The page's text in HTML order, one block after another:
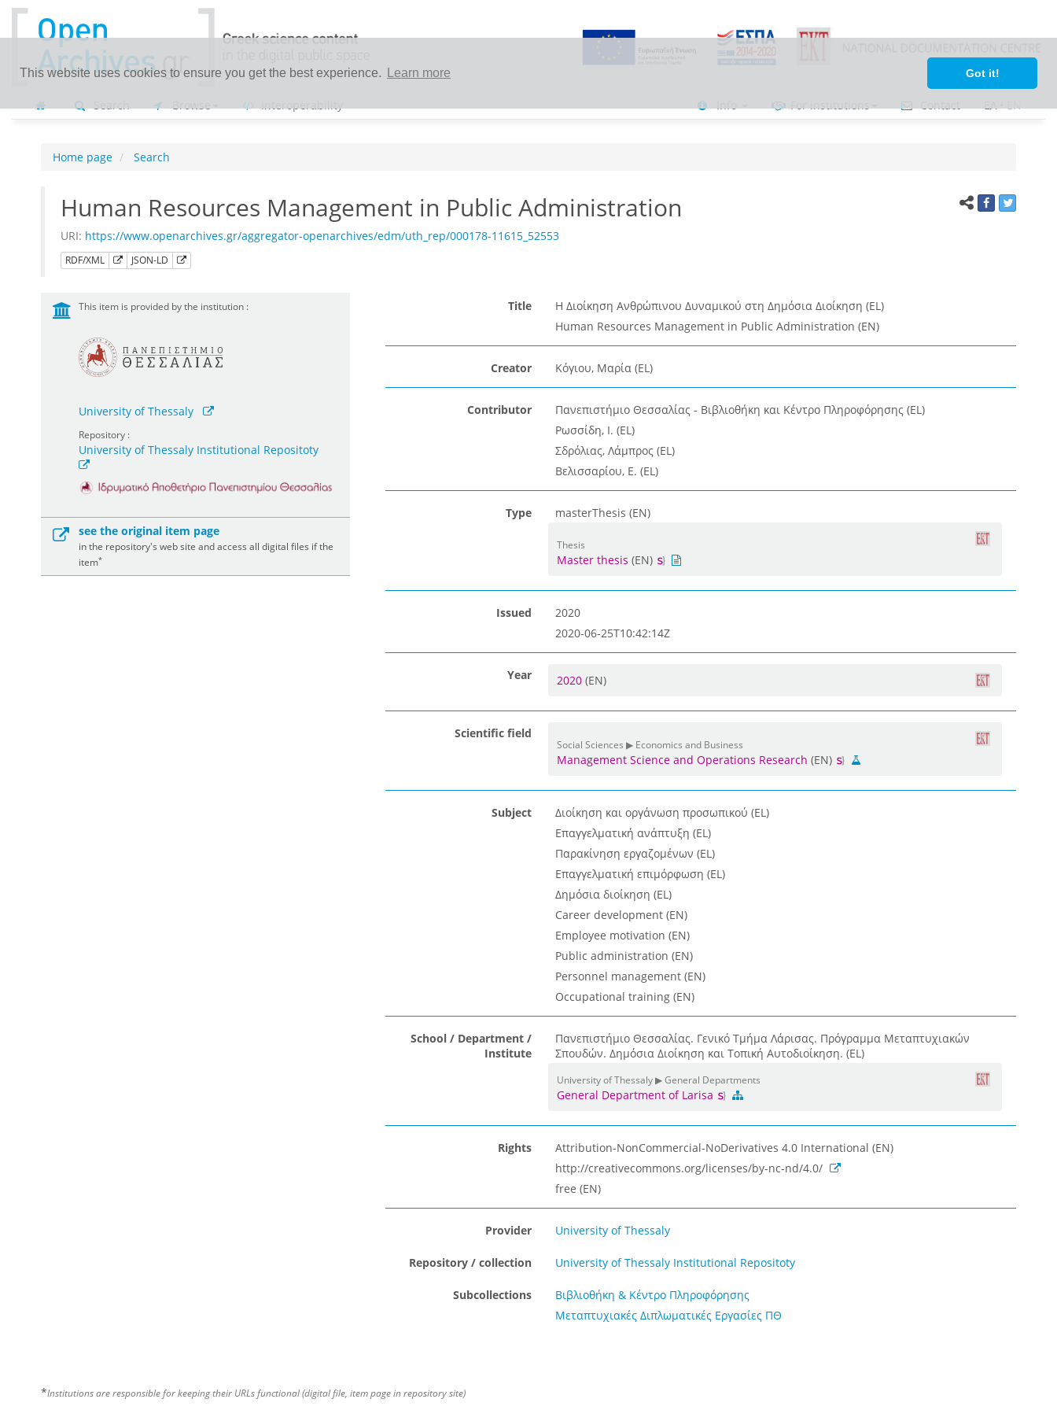
This website uses cookies to ensure you get the best experience. Learn more Got it!
Search Browse Interoperability Info For institutions Contact ΕΛ•ΕΝ
Home page Search
Human Resources Management in Public Administration
URI: https://www.openarchives.gr/aggregator-openarchives/edm/uth_rep/000178-11615_52553
RDF/XML JSON-LD
This item is provided by the institution :
University of Thessaly
Repository :
University of Thessaly Institutional Repositoty
see the original item page
in the repository's web site and access all digital files if the
item*
Title
Η Διοίκηση Ανθρώπινου Δυναμικού στη Δημόσια Διοίκηση (EL)
Human Resources Management in Public Administration (EN)
Creator Κόγιου, Μαρία (EL)
Contributor
Πανεπιστήμιο Θεσσαλίας - Βιβλιοθήκη και Κέντρο Πληροφόρησης (EL)
Ρωσσίδη, Ι. (EL)
Σδρόλιας, Λάμπρος (EL)
Βελισσαρίου, Ε. (EL)
Type masterThesis (EN)
Thesis
Master thesis (EN)
Issued
2020
2020-06-25T10:42:14Z
Year 2020 (EN)
Scientific field
Social Sciences ▶ Economics and Business
Management Science and Operations Research (EN)
Subject
Διοίκηση και οργάνωση προσωπικού (EL)
Επαγγελματική ανάπτυξη (EL)
Παρακίνηση εργαζομένων (EL)
Επαγγελματική επιμόρφωση (EL)
Δημόσια διοίκηση (EL)
Career development (EN)
Employee motivation (EN)
Public administration (EN)
Personnel management (EN)
Occupational training (EN)
School / Department /
Institute
Πανεπιστήμιο Θεσσαλίας. Γενικό Τμήμα Λάρισας. Πρόγραμμα Μεταπτυχιακών
Σπουδών. Δημόσια Διοίκηση και Τοπική Αυτοδιοίκηση. (EL)
University of Thessaly ▶ General Departments
General Department of Larisa
Rights
Attribution-NonCommercial-NoDerivatives 4.0 International (EN)
http://creativecommons.org/licenses/by-nc-nd/4.0/
free (EN)
Provider University of Thessaly
Repository / collection University of Thessaly Institutional Repositoty
Subcollections
Βιβλιοθήκη & Κέντρο Πληροφόρησης
Μεταπτυχιακές Διπλωματικές Εργασίες ΠΘ
*Institutions are responsible for keeping their URLs functional (digital file, item page in repository site)